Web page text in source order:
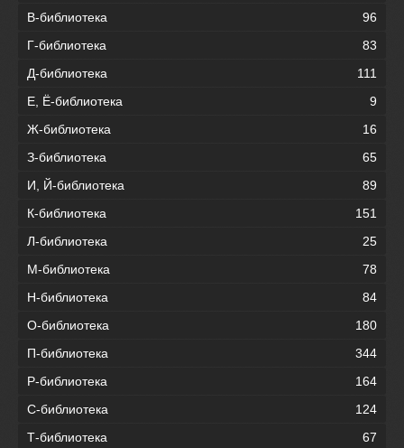
В-библиотека
96
Г-библиотека
83
Д-библиотека
111
Е, Ё-библиотека
9
Ж-библиотека
16
З-библиотека
65
И, Й-библиотека
89
К-библиотека
151
Л-библиотека
25
М-библиотека
78
Н-библиотека
84
О-библиотека
180
П-библиотека
344
Р-библиотека
164
С-библиотека
124
Т-библиотека
67